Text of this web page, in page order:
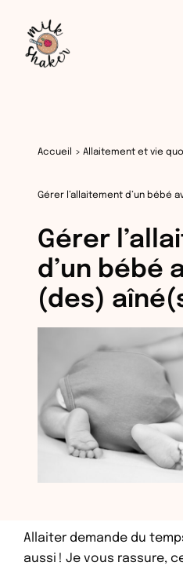
contenu
Accueil Allaitement et vie
Gérer l’allaitement d’un bébé
Gérer
d’un bébé
(des)
Allaiter demande du
aussi ! Je vous rassure,